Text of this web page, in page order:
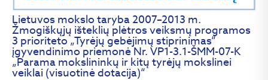
Lietuvos mokslo taryba 2007–2013 m.
Žmogiškųjų išteklių plėtros veiksmų programos
3 prioriteto „Tyrėjų gebėjimų stiprinimas“
įgyvendinimo priemonė Nr. VP1-3.1-ŠMM-07-K
„Parama mokslininkų ir kitų tyrėjų mokslinei
veiklai (visuotinė dotacija)“